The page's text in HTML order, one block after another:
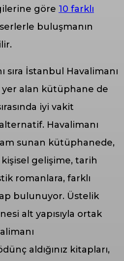
göre 10 farklı
buluşmanın
sıra İstanbul Havalimanı
alan kütüphane de
iyi vakit
Havalimanı
sunan kütüphanede,
gelişime, tarih
romanlara, farklı
bulunuyor. Üstelik
alt yapısıyla ortak
aldığınız kitapları,